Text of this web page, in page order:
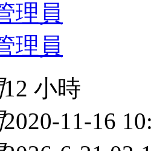
理員
理員
12 小時
2020-11-16